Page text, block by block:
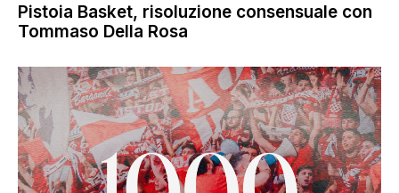
Pistoia Basket, risoluzione consensuale con
Tommaso Della Rosa